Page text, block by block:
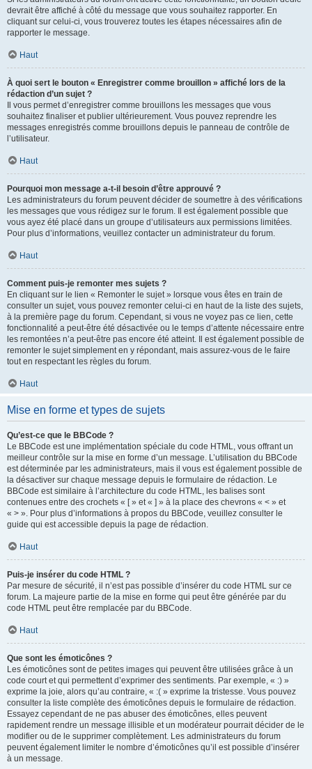
devrait être affiché à côté du message que vous souhaitez rapporter. En
cliquant sur celui-ci, vous trouverez toutes les étapes nécessaires afin de
rapporter le message.
Haut
À quoi sert le bouton « Enregistrer comme brouillon » affiché lors de la
rédaction d’un sujet ?
Il vous permet d’enregistrer comme brouillons les messages que vous
souhaitez finaliser et publier ultérieurement. Vous pouvez reprendre les
messages enregistrés comme brouillons depuis le panneau de contrôle de
l’utilisateur.
Haut
Pourquoi mon message a-t-il besoin d’être approuvé ?
Les administrateurs du forum peuvent décider de soumettre à des vérifications
les messages que vous rédigez sur le forum. Il est également possible que
vous ayez été placé dans un groupe d’utilisateurs aux permissions limitées.
Pour plus d’informations, veuillez contacter un administrateur du forum.
Haut
Comment puis-je remonter mes sujets ?
En cliquant sur le lien « Remonter le sujet » lorsque vous êtes en train de
consulter un sujet, vous pouvez remonter celui-ci en haut de la liste des sujets,
à la première page du forum. Cependant, si vous ne voyez pas ce lien, cette
fonctionnalité a peut-être été désactivée ou le temps d’attente nécessaire entre
les remontées n’a peut-être pas encore été atteint. Il est également possible de
remonter le sujet simplement en y répondant, mais assurez-vous de le faire
tout en respectant les règles du forum.
Haut
Mise en forme et types de sujets
Qu’est-ce que le BBCode ?
Le BBCode est une implémentation spéciale du code HTML, vous offrant un
meilleur contrôle sur la mise en forme d’un message. L’utilisation du BBCode
est déterminée par les administrateurs, mais il vous est également possible de
la désactiver sur chaque message depuis le formulaire de rédaction. Le
BBCode est similaire à l’architecture du code HTML, les balises sont
contenues entre des crochets « [ » et « ] » à la place des chevrons « < » et
« > ». Pour plus d’informations à propos du BBCode, veuillez consulter le
guide qui est accessible depuis la page de rédaction.
Haut
Puis-je insérer du code HTML ?
Par mesure de sécurité, il n’est pas possible d’insérer du code HTML sur ce
forum. La majeure partie de la mise en forme qui peut être générée par du
code HTML peut être remplacée par du BBCode.
Haut
Que sont les émoticônes ?
Les émoticônes sont de petites images qui peuvent être utilisées grâce à un
code court et qui permettent d’exprimer des sentiments. Par exemple, « :) »
exprime la joie, alors qu’au contraire, « :( » exprime la tristesse. Vous pouvez
consulter la liste complète des émoticônes depuis le formulaire de rédaction.
Essayez cependant de ne pas abuser des émoticônes, elles peuvent
rapidement rendre un message illisible et un modérateur pourrait décider de le
modifier ou de le supprimer complètement. Les administrateurs du forum
peuvent également limiter le nombre d’émoticônes qu’il est possible d’insérer
à un message.